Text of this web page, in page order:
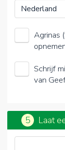
Agrinas
Schrijf
van
5 Laat